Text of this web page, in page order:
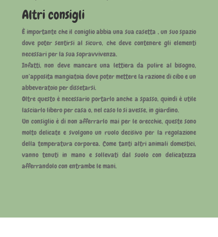
Altri consigli
È importante che il coniglio abbia una sua casetta , un suo spazio
dove poter sentirsi al sicuro, che deve contenere gli elementi
necessari per la sua sopravvivenza.
Infatti, non deve mancare una lettiera da pulire al bisogno,
un’apposita mangiatoia dove poter mettere la razione di cibo e un
abbeveratoio per dissetarsi.
Oltre questo è necessario portarlo anche a spasso, quindi è utile
lasciarlo libero per casa o, nel caso lo si avesse, in giardino.
Un consiglio è di non afferrarlo mai per le orecchie, queste sono
molto delicate e svolgono un ruolo decisivo per la regolazione
della temperatura corporea. Come tanti altri animali domestici,
vanno tenuti in mano e sollevati dal suolo con delicatezza
afferrandolo con entrambe le mani.